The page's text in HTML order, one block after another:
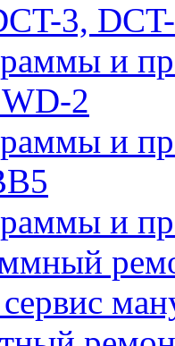
3,
и
2
и
и